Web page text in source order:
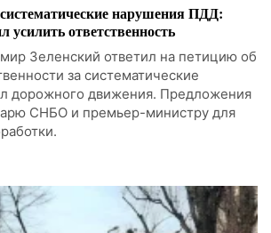
нарушения ПДД:
усилить ответственность
Зеленский ответил на петицию об
за систематические
дорожного движения. Предложения
СНБО и премьер-министру для